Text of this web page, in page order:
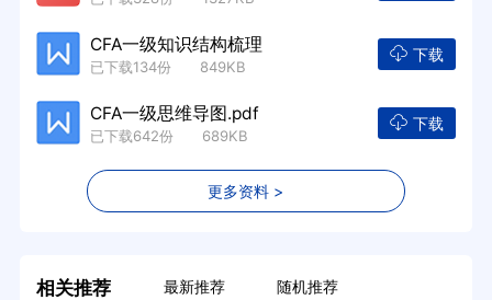
CFA一级知识结构梳理
已下载134份 849KB
下载
CFA一级思维导图.pdf
已下载642份 689KB
下载
更多资料 >
相关推荐 最新推荐 随机推荐